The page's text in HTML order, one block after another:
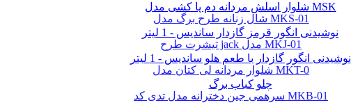
شال زنانه طرح برگ مدل MKS-01
تیشرت طرح jack مدل MKJ-01
شلوار مردانه لی کتان مدل MKT-0
سرهمی جین دخترانه مدل تدی کد MKB-01
شلوار اسلش مردانه دم پا کشی مدل MSK
نوشیدنی انگور قرمز گازدار ساندیس - 1 لیتر
نوشیدنی انگور گازدار با طعم هلو ساندیس - 1 لیتر
چلو کباب برگ